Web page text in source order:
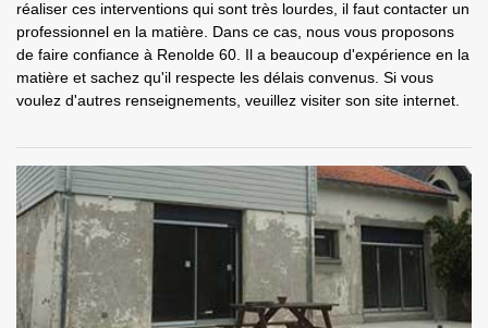
réaliser ces interventions qui sont très lourdes, il faut contacter un
professionnel en la matière. Dans ce cas, nous vous proposons
de faire confiance à Renolde 60. Il a beaucoup d'expérience en la
matière et sachez qu'il respecte les délais convenus. Si vous
voulez d'autres renseignements, veuillez visiter son site internet.